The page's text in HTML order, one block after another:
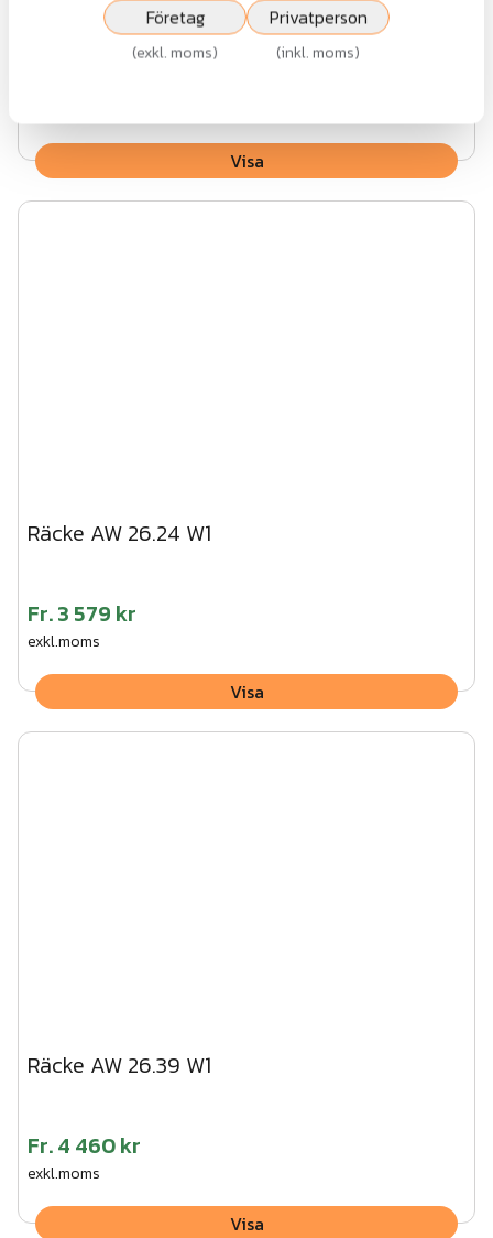
Visa
Räcke AW 26.24 W1
Fr.3 579 kr
exkl.moms
Visa
Räcke AW 26.39 W1
Fr.4 460 kr
exkl.moms
Visa
Företag
(exkl. moms)
Privatperson
(inkl. moms)